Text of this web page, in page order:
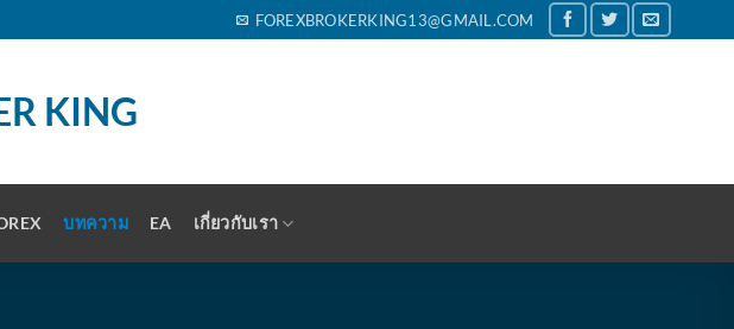
FOREXBROKERKING13@GMAIL.COM
บทความ EA เกี่ยวกับเรา